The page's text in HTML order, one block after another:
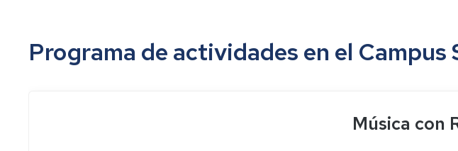
Programa de actividades en el Campus
Música con